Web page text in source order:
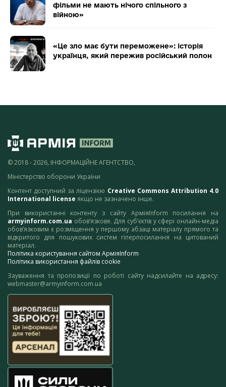
фільми не мають нічого спільного з
війною»
«Це зло має бути переможене»: історія
українця, який пережив російський полон
© 2018 - 2026, ІНФОРМАЦІЙНЕ АГЕНТСТВО,
Міністерство оборони України
Контент доступний за ліцензією Creative Commons Attribution 4.0
International license якщо не зазначено інше.
При використанні контенту з сайту АрміяInform посилання на
armyinform.com.ua обов’язкове. Для суб’єктів у сфері онлайн-медіа
обов’язковим є розміщення у першому абзаці матеріалу прямого та
відкритого для пошукових систем гіперпосилання на цитований
матеріал.
Політика користування сайтом АрміяInform
Політика використання файлів cookie
Зауваження та пропозиції по роботі сайту надсилайте на адресу:
webmaster@armyinform.com.ua